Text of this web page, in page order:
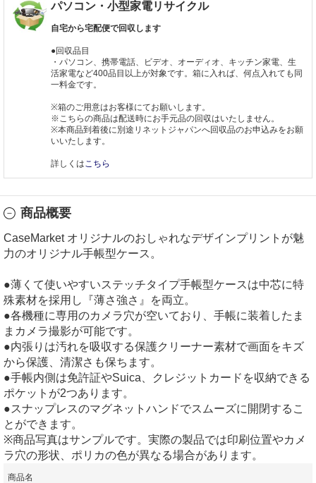
パソコン・小型家電リサイクル
自宅から宅配便で回収します
●回収品目
・パソコン、携帯電話、ビデオ、オーディオ、キッチン家電、生
活家電など400品目以上が対象です。箱に入れば、何点入れても同
一料金です。
※箱のご用意はお客様にてお願いします。
※こちらの商品は配送時にお手元品の回収はいたしません。
※本商品到着後に別途リネットジャパンへ回収品のお申込みをお願
いいたします。
詳しくはこちら
商品概要
CaseMarket オリジナルのおしゃれなデザインプリントが魅
力のオリジナル手帳型ケース。
●薄くて使いやすいステッチタイプ手帳型ケースは中芯に特
殊素材を採用し『薄さ強さ』を両立。
●各機種に専用のカメラ穴が空いており、手帳に装着したま
まカメラ撮影が可能です。
●内張りは汚れを吸収する保護クリーナー素材で画面をキズ
から保護、清潔さも保ちます。
●手帳内側は免許証やSuica、クレジットカードを収納できる
ポケットが2つあります。
●スナップレスのマグネットハンドでスムーズに開閉するこ
とができます。
※商品写真はサンプルです。実際の製品では印刷位置やカメ
ラ穴の形状、ポリカの色が異なる場合があります。
商品名